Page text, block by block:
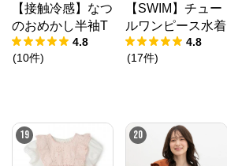
【接触冷感】なつ
のおめかし半袖T
4.8
(10件)
【SWIM】チュー
ルワンピース水着
4.8
(17件)
19 20